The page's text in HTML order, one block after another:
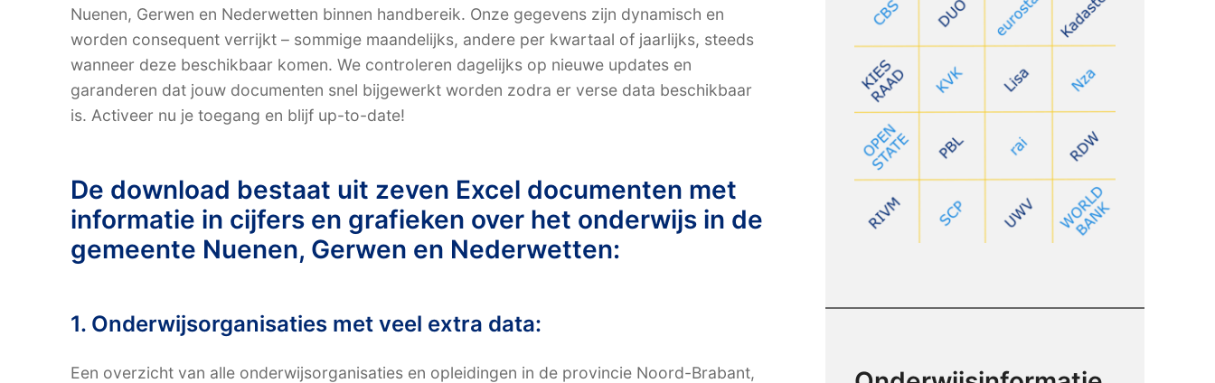
Nuenen, Gerwen en Nederwetten binnen handbereik. Onze gegevens zijn dynamisch en
worden consequent verrijkt – sommige maandelijks, andere per kwartaal of jaarlijks, steeds
wanneer deze beschikbaar komen. We controleren dagelijks op nieuwe updates en
garanderen dat jouw documenten snel bijgewerkt worden zodra er verse data beschikbaar
is. Activeer nu je toegang en blijf up-to-date!
De download bestaat uit zeven Excel documenten met
informatie in cijfers en grafieken over het onderwijs in de
gemeente Nuenen, Gerwen en Nederwetten:
1. Onderwijsorganisaties met veel extra data:
Een overzicht van alle onderwijsorganisaties en opleidingen in de provincie Noord-Brabant,